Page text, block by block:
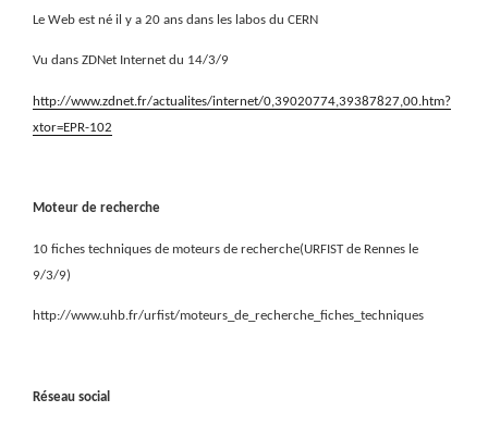
Le Web est né il y a 20 ans dans les labos du CERN
Vu dans ZDNet Internet du 14/3/9
http://www.zdnet.fr/actualites/internet/0,39020774,39387827,00.htm?
xtor=EPR-102
Moteur de recherche
10 fiches techniques de moteurs de recherche(URFIST de Rennes le
9/3/9)
http://www.uhb.fr/urfist/moteurs_de_recherche_fiches_techniques
Réseau social